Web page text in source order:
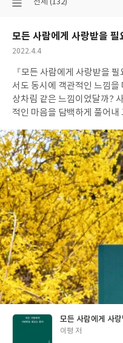
선
분
류
전체 (132)
모든 사람에게 사랑받을 필
작
일
2022.4.4
『모든 사람에게 사랑받을 필
서도 동시에 객관적인 느낌을
상차림 같은 느낌이었달까?
적인 마음을 담백하게 풀어
사랑의 뜻을 전한다. 어떤 존
고 있다고 자신할 수 있다. 앞
어떠한 난관이 닥치더라도 이
여행을 함께 다니면서, 편지
어나가면서, 그렇게 매일 사
다.""보폭을 맞춰 걸으며 내
게 호감인다면, 이 감정들을
건 사랑이다. 먼저 잠든 당신
르지만 그래도 '나는 당신이
까지 되뇐다. 거창한 수식 없
속에 보관될 때까지."[이 글은
적인 견해에 의해 작성했습니
없다 #이평 #스튜디오오드리
셀러 #에세이 #에세이추천 #
모든 사람에게 사
글
이평 저